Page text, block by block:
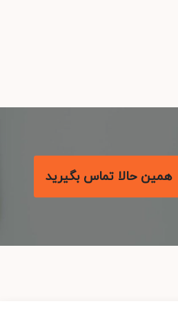
همین حالا تماس بگیرید